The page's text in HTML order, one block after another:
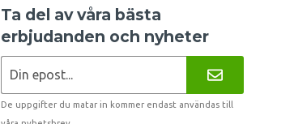
Ta del av våra bästa
erbjudanden och nyheter
De uppgifter du matar in kommer endast användas till